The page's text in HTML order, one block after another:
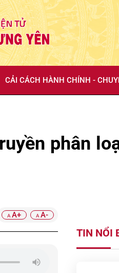
CẢI CÁCH HÀNH CHÍNH -
phân
A A+ A A-
TIN NỔI